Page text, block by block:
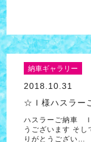
納車ギャラリー
2018.10.31
☆Ｉ様ハスラー
ハスラーご納車
うございます そし
りがとうござい…